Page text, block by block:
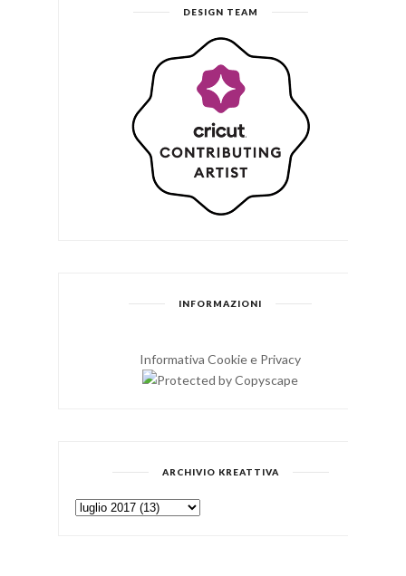
DESIGN TEAM
INFORMAZIONI
Informativa Cookie e Privacy
ARCHIVIO KREATTIVA